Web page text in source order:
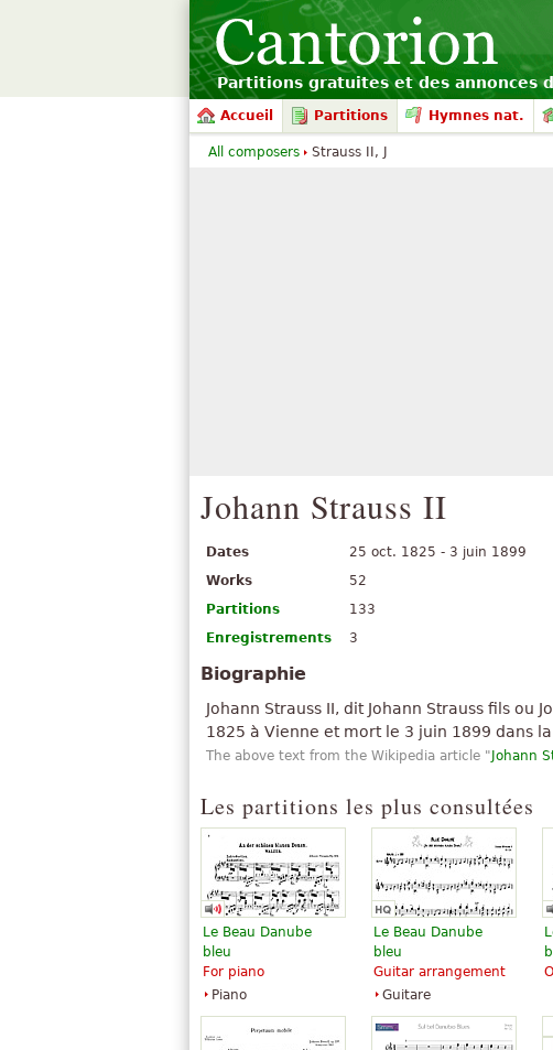
Partitions gratuites et des annonces
Accueil Partitions Hymnes nat.
Johann Strauss II
Dates
25 oct. 1825 - 3 juin 1899
Works
52
Partitions
133
Enregistrements
3
Biographie
Johann Strauss II, dit Johann Strauss fils
1825 à Vienne et mort le 3 juin 1899 dans
The above text from the Wikipedia article " Johann
Les partitions les plus consultées
Le Beau Danube
bleu
For piano
Piano
Le Beau Danube
bleu
Guitar arrangement
Guitare
All composers Strauss II, J